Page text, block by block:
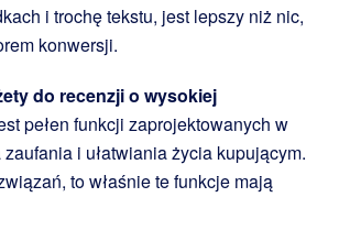
i trochę tekstu, jest lepszy niż nic,
konwersji.
do recenzji o wysokiej
pełen funkcji zaprojektowanych w
i ułatwiania życia kupującym.
to właśnie te funkcje mają